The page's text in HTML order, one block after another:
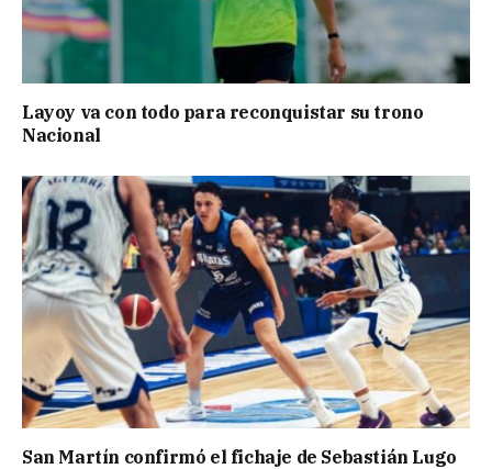
Layoy va con todo para reconquistar su trono
Nacional
San Martín confirmó el fichaje de Sebastián Lugo